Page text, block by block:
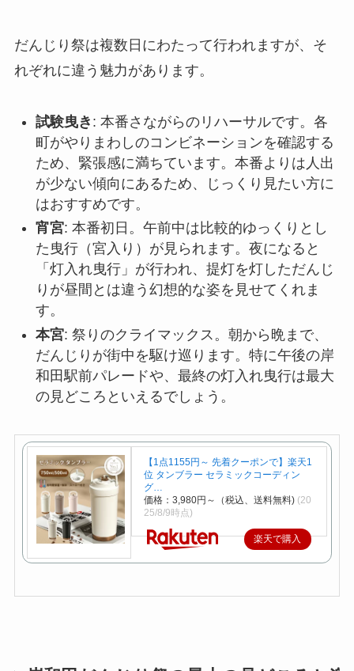
だんじり祭は複数日にわたって行われますが、そ
れぞれに違う魅力があります。
試験曳き : 本番さながらのリハーサルです。各
町がやりまわしのコンビネーションを確認する
ため、緊張感に満ちています。本番よりは人出
が少ない傾向にあるため、じっくり見たい方に
はおすすめです。
宵宮: 本番初日。午前中は比較的ゆっくりとし
た曳行（宮入り）が見られます。夜になると
「灯入れ曳行」が行われ、提灯を灯しただんじ
りが昼間とは違う幻想的な姿を見せてくれま
す。
本宮: 祭りのクライマックス。朝から晩まで、
だんじりが街中を駆け巡ります。特に午後の岸
和田駅前パレードや、最終の灯入れ曳行は最大
の見どころといえるでしょう。
【1点1155円～ 先着クーポンで】楽天1
位 タンブラー セラミックコーディン
グ…
価格：3,980円～（税込、送料無料) (20
25/8/9時点)
楽天で購入